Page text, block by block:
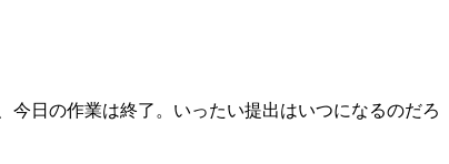
日の作業は終了。いったい提出はいつになるのだろ